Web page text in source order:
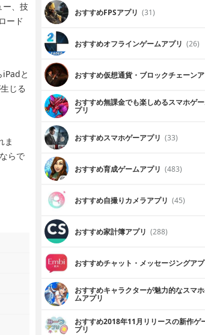
ー、技
ード
と
じる
ま
らで
おすすめFPSアプリ (31)
おすすめオフラインゲームアプリ (26)
おすすめ仮想通貨・ブロックチェーン
おすすめ無課金でも楽しめるスマホゲ
プリ
おすすめスマホゲーアプリ (33)
おすすめ育成ゲームアプリ (483)
おすすめ自撮りカメラアプリ (45)
おすすめ家計簿アプリ (288)
おすすめチャット・メッセージングアプ
おすすめキャラクターが魅力的なスマ
ムアプリ
おすすめ2018年11月リリースの新作ゲ
プリ